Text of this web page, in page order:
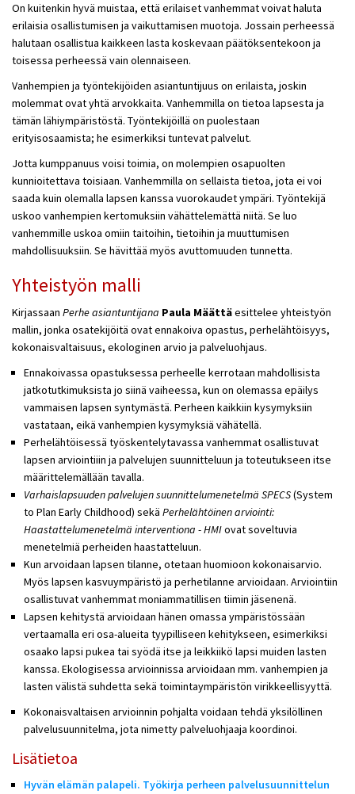
On kuitenkin hyvä muistaa, että erilaiset vanhemmat voivat haluta
erilaisia osallistumisen ja vaikuttamisen muotoja. Jossain perheessä
halutaan osallistua kaikkeen lasta koskevaan päätöksentekoon ja
toisessa perheessä vain olennaiseen.
Vanhempien ja työntekijöiden asiantuntijuus on erilaista, joskin
molemmat ovat yhtä arvokkaita. Vanhemmilla on tietoa lapsesta ja
tämän lähiympäristöstä. Työntekijöillä on puolestaan
erityisosaamista; he esimerkiksi tuntevat palvelut.
Jotta kumppanuus voisi toimia, on molempien osapuolten
kunnioitettava toisiaan. Vanhemmilla on sellaista tietoa, jota ei voi
saada kuin olemalla lapsen kanssa vuorokaudet ympäri. Työntekijä
uskoo vanhempien kertomuksiin vähättelemättä niitä. Se luo
vanhemmille uskoa omiin taitoihin, tietoihin ja muuttumisen
mahdollisuuksiin. Se hävittää myös avuttomuuden tunnetta.
Yhteistyön malli
Kirjassaan Perhe asiantuntijana Paula Määttäesittelee yhteistyön
mallin, jonka osatekijöitä ovat ennakoiva opastus, perhelähtöisyys,
kokonaisvaltaisuus, ekologinen arvio ja palveluohjaus.
Ennakoivassa opastuksessa perheelle kerrotaan mahdollisista
jatkotutkimuksista jo siinä vaiheessa, kun on olemassa epäilys
vammaisen lapsen syntymästä. Perheen kaikkiin kysymyksiin
vastataan, eikä vanhempien kysymyksiä vähätellä.
Perhelähtöisessä työskentelytavassa vanhemmat osallistuvat
lapsen arviointiiin ja palvelujen suunnitteluun ja toteutukseen itse
määrittelemällään tavalla.
Varhaislapsuuden palvelujen suunnittelumenetelmä SPECS(System
to Plan Early Childhood) sekä Perhelähtöinen arviointi:
Haastattelumenetelmä interventiona - HMIovat soveltuvia
menetelmiä perheiden haastatteluun.
Kun arvoidaan lapsen tilanne, otetaan huomioon kokonaisarvio.
Myös lapsen kasvuympäristö ja perhetilanne arvioidaan. Arviointiin
osallistuvat vanhemmat moniammatillisen tiimin jäsenenä.
Lapsen kehitystä arvioidaan hänen omassa ympäristössään
vertaamalla eri osa-alueita tyypilliseen kehitykseen, esimerkiksi
osaako lapsi pukea tai syödä itse ja leikkiikö lapsi muiden lasten
kanssa. Ekologisessa arvioinnissa arvioidaan mm. vanhempien ja
lasten välistä suhdetta sekä toimintaympäristön virikkeellisyyttä.
Kokonaisvaltaisen arvioinnin pohjalta voidaan tehdä yksilöllinen
palvelusuunnitelma, jota nimetty palveluohjaaja koordinoi.
Lisätietoa
Hyvän elämän palapeli. Työkirja perheen palvelusuunnittelun